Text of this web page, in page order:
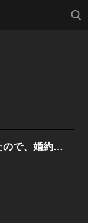
検索
貴族から庶民になったので、婚約を解消されました！【分冊版】